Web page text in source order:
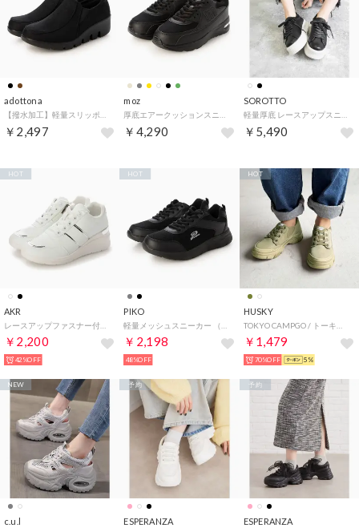
adottona
【撥水加工】軽量スリッポンシューズ （BLK）
￥2,497
moz
厚底エアークッションスニーカー MOZ-920
￥4,290
SOROTTO
軽量厚底 レースアップスニーカー (LADYS) （ブラック×ホワイト）
￥5,490
AKR
￥2,200
HOT
42%OFF
PIKO
￥2,198
HOT
48%OFF
HUSKY
￥1,479
HOT
70%OFF 5%
c.u.l
NEW
ESPERANZA
予約
ESPERANZA
予約